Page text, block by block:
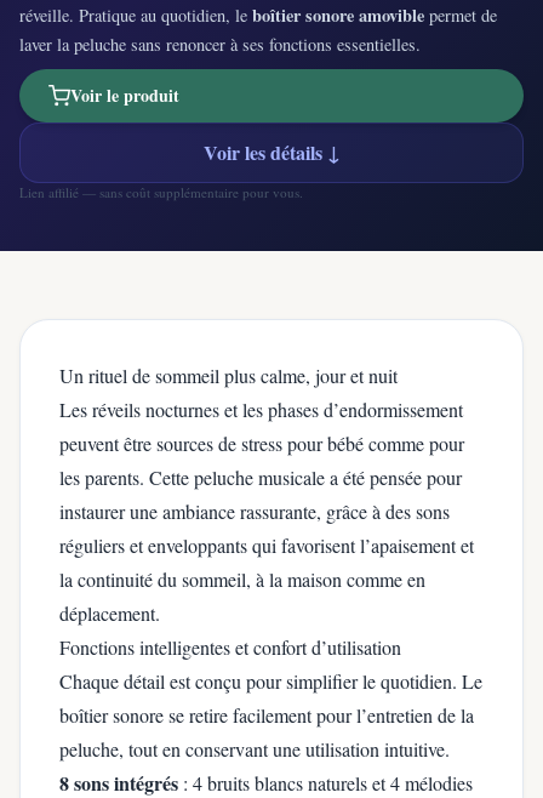
réveille. Pratique au quotidien, le boîtier sonore amovible permet de
laver la peluche sans renoncer à ses fonctions essentielles.
Voir le produit
Voir les détails ↓
Lien affilié — sans coût supplémentaire pour vous.
Un rituel de sommeil plus calme, jour et nuit
Les réveils nocturnes et les phases d’endormissement
peuvent être sources de stress pour bébé comme pour
les parents. Cette peluche musicale a été pensée pour
instaurer une ambiance rassurante, grâce à des sons
réguliers et enveloppants qui favorisent l’apaisement et
la continuité du sommeil, à la maison comme en
déplacement.
Fonctions intelligentes et confort d’utilisation
Chaque détail est conçu pour simplifier le quotidien. Le
boîtier sonore se retire facilement pour l’entretien de la
peluche, tout en conservant une utilisation intuitive.
8 sons intégrés : 4 bruits blancs naturels et 4 mélodies